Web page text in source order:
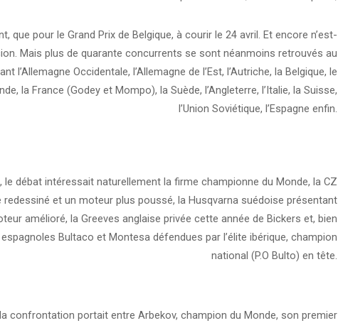
que pour le Grand Prix de Belgique, à courir le 24 avril. Et encore n’est-
Mais plus de quarante concurrents se sont néanmoins retrouvés au
l’Allemagne Occidentale, l’Allemagne de l’Est, l’Autriche, la Belgique, le
la France (Godey et Mompo), la Suède, l’Angleterre, l’Italie, la Suisse,
l’Union Soviétique, l’Espagne enfin.
le débat intéressait naturellement la firme championne du Monde, la CZ
redessiné et un moteur plus poussé, la Husqvarna suédoise présentant
amélioré, la Greeves anglaise privée cette année de Bickers et, bien
Bultaco et Montesa défendues par l’élite ibérique, champion
national (P.O Bulto) en tête.
confrontation portait entre Arbekov, champion du Monde, son premier